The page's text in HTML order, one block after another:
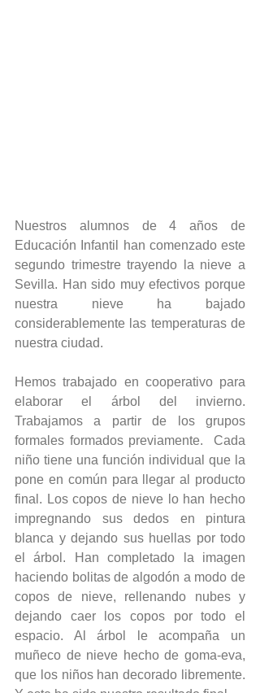
Nuestros alumnos de 4 años de
Educación Infantil han comenzado este
segundo trimestre trayendo la nieve a
Sevilla. Han sido muy efectivos porque
nuestra nieve ha bajado
considerablemente las temperaturas de
nuestra ciudad.
Hemos trabajado en cooperativo para
elaborar el árbol del invierno.
Trabajamos a partir de los grupos
formales formados previamente.  Cada
niño tiene una función individual que la
pone en común para llegar al producto
final. Los copos de nieve lo han hecho
impregnando sus dedos en pintura
blanca y dejando sus huellas por todo
el árbol. Han completado la imagen
haciendo bolitas de algodón a modo de
copos de nieve, rellenando nubes y
dejando caer los copos por todo el
espacio. Al árbol le acompaña un
muñeco de nieve hecho de goma-eva,
que los niños han decorado libremente.